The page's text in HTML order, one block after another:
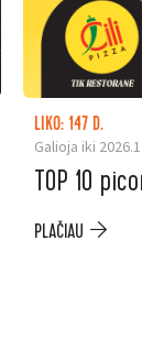
LIKO: 147 D.
Galioja iki
TOP 10
PLAČIAU